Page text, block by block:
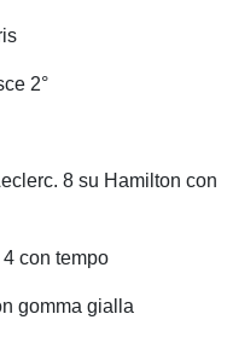
2°
8 su Hamilton con
con tempo
gomma gialla